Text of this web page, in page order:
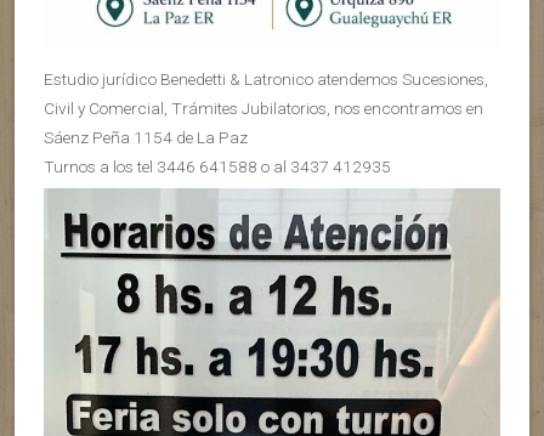
Estudio jurídico Benedetti & Latronico atendemos Sucesiones,
Civil y Comercial, Trámites Jubilatorios, nos encontramos en
Sáenz Peña 1154 de La Paz
Turnos a los tel 3446 641588 o al 3437 412935